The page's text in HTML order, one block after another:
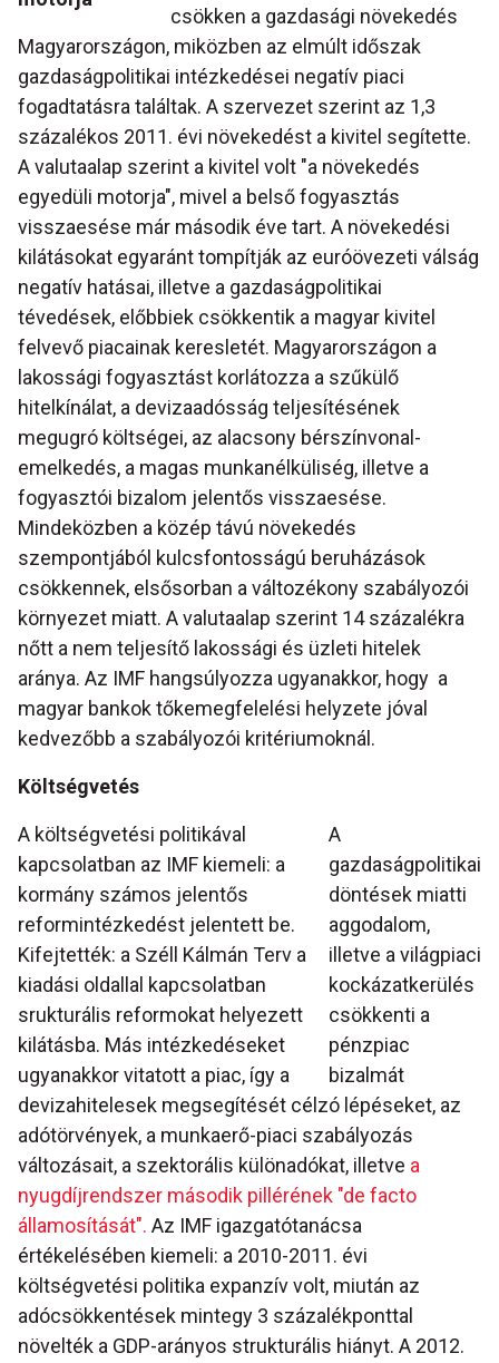
csökken a gazdasági növekedés
Magyarországon, miközben az elmúlt időszak
gazdaságpolitikai intézkedései negatív piaci
fogadtatásra találtak. A szervezet szerint az 1,3
százalékos 2011. évi növekedést a kivitel segítette.
A valutaalap szerint a kivitel volt "a növekedés
egyedüli motorja", mivel a belső fogyasztás
visszaesése már második éve tart. A növekedési
kilátásokat egyaránt tompítják az euróövezeti válság
negatív hatásai, illetve a gazdaságpolitikai
tévedések, előbbiek csökkentik a magyar kivitel
felvevő piacainak keresletét. Magyarországon a
lakossági fogyasztást korlátozza a szűkülő
hitelkínálat, a devizaadósság teljesítésének
megugró költségei, az alacsony bérszínvonal-
emelkedés, a magas munkanélküliség, illetve a
fogyasztói bizalom jelentős visszaesése.
Mindeközben a közép távú növekedés
szempontjából kulcsfontosságú beruházások
csökkennek, elsősorban a változékony szabályozói
környezet miatt. A valutaalap szerint 14 százalékra
nőtt a nem teljesítő lakossági és üzleti hitelek
aránya. Az IMF hangsúlyozza ugyanakkor, hogy a
magyar bankok tőkemegfelelési helyzete jóval
kedvezőbb a szabályozói kritériumoknál.
Költségvetés
A
gazdaságpolitikai
döntések miatti
aggodalom,
illetve a világpiaci
kockázatkerülés
csökkenti a
pénzpiac
bizalmát
A költségvetési politikával
kapcsolatban az IMF kiemeli: a
kormány számos jelentős
reformintézkedést jelentett be.
Kifejtették: a Széll Kálmán Terv a
kiadási oldallal kapcsolatban
srukturális reformokat helyezett
kilátásba. Más intézkedéseket
ugyanakkor vitatott a piac, így a
devizahitelesek megsegítését célzó lépéseket, az
adótörvények, a munkaerő-piaci szabályozás
változásait, a szektorális különadókat, illetve a
nyugdíjrendszer második pillérének "de facto
államosítását". Az IMF igazgatótanácsa
értékelésében kiemeli: a 2010-2011. évi
költségvetési politika expanzív volt, miután az
adócsökkentések mintegy 3 százalékponttal
növelték a GDP-arányos strukturális hiányt. A 2012.